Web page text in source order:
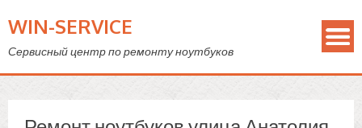
WIN-SERVICE
Сервисный центр по ремонту ноутбуков